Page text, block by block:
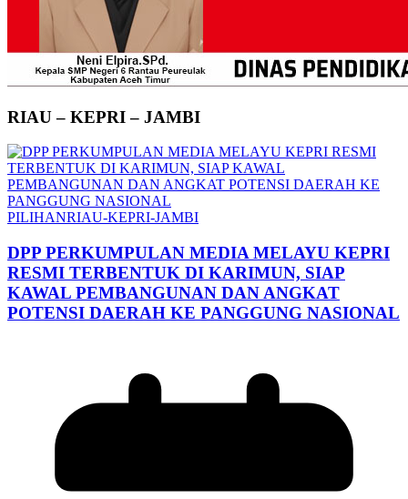
RIAU – KEPRI – JAMBI
PILIHANRIAU-KEPRI-JAMBI
DPP PERKUMPULAN MEDIA MELAYU KEPRI
RESMI TERBENTUK DI KARIMUN, SIAP
KAWAL PEMBANGUNAN DAN ANGKAT
POTENSI DAERAH KE PANGGUNG NASIONAL